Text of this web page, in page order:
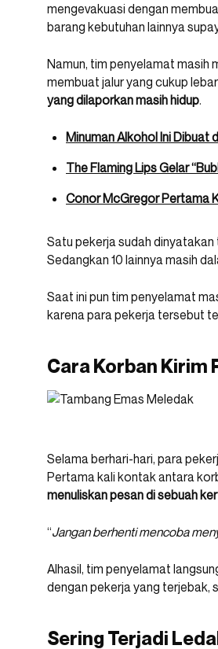
mengevakuasi dengan
barang kebutuhan lainnya
Namun, tim penyelamat masih
membuat jalur yang cukup
yang dilaporkan masih hidup.
Minuman Alkohol Ini Dibuat
The Flaming Lips Gelar
Conor McGregor Pertama
Satu pekerja sudah
Sedangkan 10 lainnya masih
Saat ini pun tim penyelamat
karena para pekerja tersebut
Cara Korban Kirim
Selama berhari-hari, para
Pertama kali kontak antara
menuliskan pesan di sebuah
“Jangan berhenti mencoba
Alhasil, tim penyelamat
dengan pekerja yang terjebak,
Sering Terjadi